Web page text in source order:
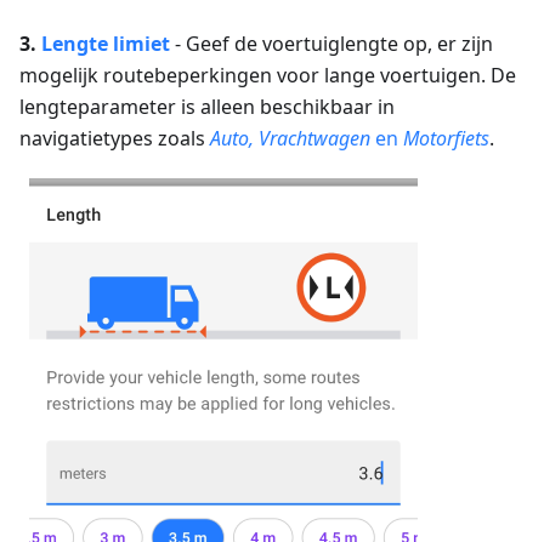
3. Lengte limiet- Geef de voertuiglengte op, er zijn
mogelijk routebeperkingen voor lange voertuigen. De
lengteparameter is alleen beschikbaar in
navigatietypes zoalsAuto, Vrachtwagen en Motorfiets.